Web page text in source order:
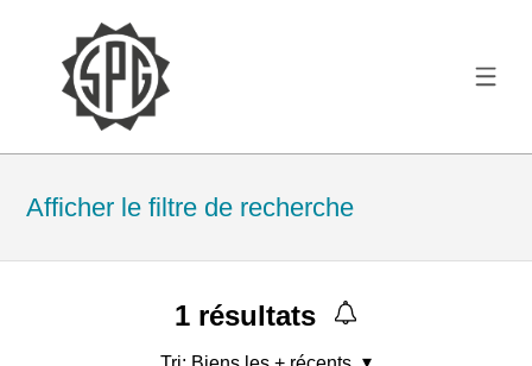
Afficher le filtre de recherche
1résultats